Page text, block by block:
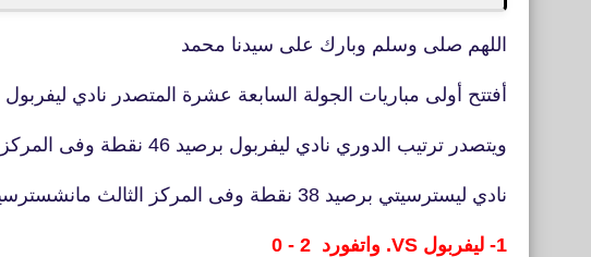
اللهم صلى وسلم وبارك على سيدنا محمد
أفتتح أولى مباريات الجولة السابعة عشرة المتصدر نادي
ويتصدر ترتيب الدوري نادي ليفربول برصيد 46 نقطة وفى المركز الثانى
نادي ليسترسيتي برصيد 38 نقطة وفى المركز الثالث مانشسترسيتي برصيد 32 نقطة
1- ليفربول VS. واتفورد 2 - 0